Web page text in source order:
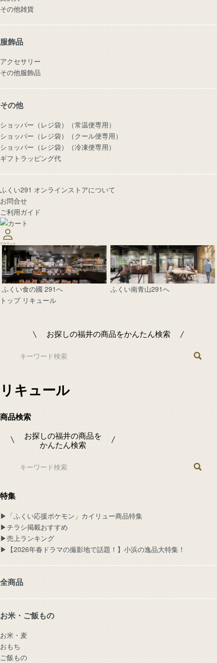
その他雑貨
服飾品
アクセサリー
その他服飾品
その他
ショッパー（レジ袋）（常温便専用）
ショッパー（レジ袋）（クール便専用）
ショッパー（レジ袋）（冷凍便専用）
ギフトラッピング代
ふくい291 オンラインストアについて
お問合せ
ご利用ガイド
ふくい食の國 291へ
ふくい南青山291へ
トップ リキュール
お探しの福井の商品をかんたん検索
リキュール
商品検索
お探しの福井の商品を
かんたん検索
特集
▶︎「ふくい応援ポケモン」カイリュー商品特集
▶︎チラシ掲載おすすめ
▶︎売上ランキング
▶︎【2026年春ドラマの撮影地で話題！】小浜の逸品大特集！
全商品
お米・ご飯もの
お米・麦
おもち
ご飯もの